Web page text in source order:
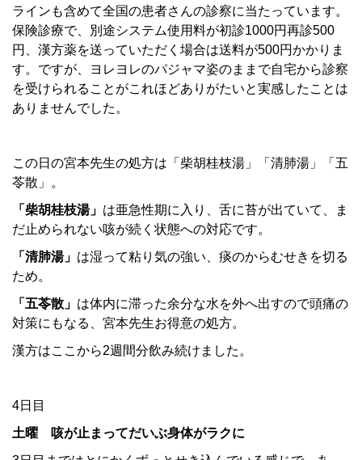
ラインも含めて全国の患者さんの診察に当たっています。
保険診療で、別途システム使用料が初診1000円再診500
円、漢方薬を送っていただく場合は送料が500円かかりま
す。ですが、ヨレヨレのパジャマ姿のままで自宅から診察
を受けられることがこれほどありがたいと実感したことは
ありませんでした。
この日の宮本先生の処方は「柴胡桂枝湯」「清肺湯」「五
苓散」。
「柴胡桂枝湯」 は亜急性期に入り、舌に苔が出ていて、ま
だ止められない咳が続く状態への対応です。
「清肺湯」 は湿って粘り気の強い、痰のからむせきを切る
ため。
「五苓散」 は体内に滞った余分な水を外へ出すので頭痛の
対策にもなる、宮本先生お得意の処方。
漢方はここから2週間分飲み続けました。
4日目
土曜 咳が止まってだいぶ身体がラクに